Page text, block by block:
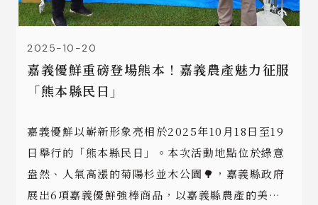
2025-10-20
嘉義優鮮重磅登場熊本！嘉義農產魅力征服
「熊本縣民日」
嘉義優鮮以嶄新形象亮相於2025年10月18日至19
日舉行的「熊本縣民日」。本次活動地點位於綠意
盎然、人氣高漲的菊陽杉並木公園🌳，嘉義縣政府
展出6項嘉義優鮮強棒商品，以嘉義縣農產的美味